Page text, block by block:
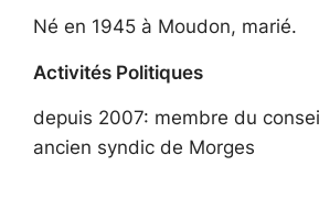
Né en 1945 à Moudon, marié.
Activités Politiques
depuis 2007: membre du
ancien syndic de Morges